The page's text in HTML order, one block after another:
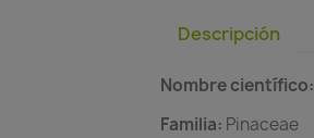
Descripción
Nombre científico:
Familia: Pinaceae